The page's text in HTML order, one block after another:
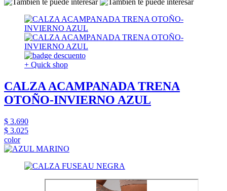
+ Quick shop
CALZA ACAMPANADA TRENA
OTOÑO-INVIERNO AZUL
$ 3.690
$ 3.025
color